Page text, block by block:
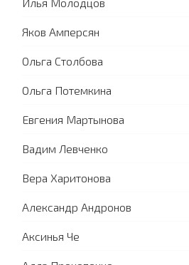
Яков Амперсян
Ольга Столбова
Ольга Потемкина
Евгения Мартынова
Вадим Левченко
Вера Харитонова
Александр Андронов
Аксинья Че